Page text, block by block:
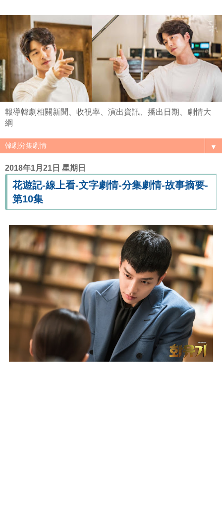
報導韓劇相關新聞、收視率、演出資訊、播出日期、劇情大
綱
▼
2018年1月21日 星期日
花遊記-線上看-文字劇情-分集劇情-故事摘要-
第10集